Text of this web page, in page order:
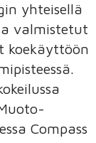
yhteisellä
valmistetut
koekäyttöön
Compass